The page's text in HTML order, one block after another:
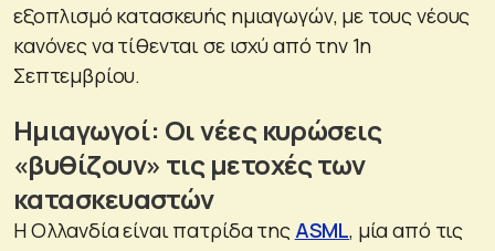
εξοπλισμό κατασκευής ημιαγωγών, με τους νέους
κανόνες να τίθενται σε ισχύ από την 1η
Σεπτεμβρίου.
Ημιαγωγοί: Οι νέες κυρώσεις
«βυθίζουν» τις μετοχές των
κατασκευαστών
Η Ολλανδία είναι πατρίδα της ASML, μία από τις